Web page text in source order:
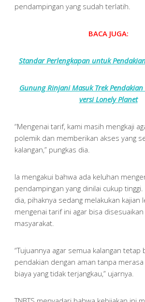
pendampingan yang sudah terlatih.
BACA JUGA:
Standar Perlengkapan untuk
Gunung Rinjani Masuk Trek
versi Lonely Planet
“Mengenai tarif, kami masih mengkaji
polemik dan memberikan akses yang
kalangan,” pungkas dia.
Ia mengakui bahwa ada keluhan
pendampingan yang dinilai cukup
dia, pihaknya sedang melakukan kajian
mengenai tarif ini agar bisa
masyarakat.
“Tujuannya agar semua kalangan tetap
pendakian dengan aman tanpa
biaya yang tidak terjangkau,” ujarnya.